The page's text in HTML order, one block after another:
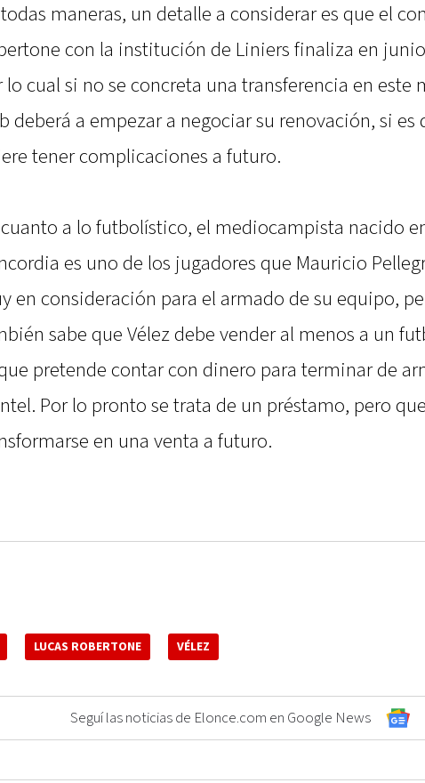
maneras, un detalle a considerar es que el
con la institución de Liniers finaliza en
lo cual si no se concreta una transferencia en este
deberá a empezar a negociar su renovación, si es
tener complicaciones a futuro.
a lo futbolístico, el mediocampista nacido
es uno de los jugadores que Mauricio
en consideración para el armado de su equipo,
sabe que Vélez debe vender al menos a un
pretende contar con dinero para terminar de
Por lo pronto se trata de un préstamo, pero
en una venta a futuro.
LUCAS ROBERTONE VÉLEZ
Seguí las noticias de Elonce.com en Google News